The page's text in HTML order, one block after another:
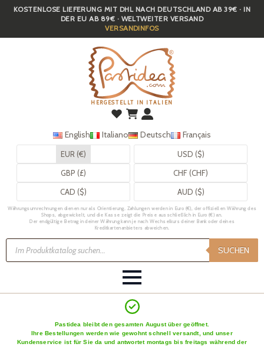
Skip
KOSTENLOSE LIEFERUNG MIT DHL NACH DEUTSCHLAND AB 39€ · IN
DER EU AB 89€ · WELTWEITER VERSAND
VERSANDINFOS
HERGESTELLT IN ITALIEN
English Italiano Deutsch Français
EUR (€)
USD ($)
GBP (£)
CHF (CHF)
CAD ($)
AUD ($)
Währungsumrechnungen dienen nur als Orientierung. Zahlungen werden in Euro (€), der offiziellen Währung des
Shops, abgewickelt, und die Kasse zeigt die Preise ausschließlich in Euro (€) an.
Der endgültige Betrag in deiner Währung kann je nach Wechselkurs deiner Bank oder deines
Kreditkartenanbieters abweichen.
Products
search SUCHEN
Pastidea bleibt den gesamten August über geöffnet.
Ihre Bestellungen werden wie gewohnt schnell versandt, und unser
Kundenservice ist für Sie da und antwortet montags bis freitags während der